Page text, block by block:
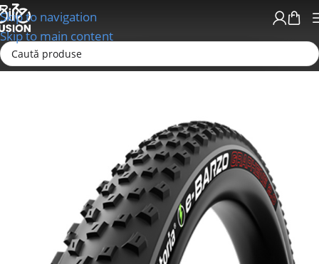
Skip to navigation
Skip to main content
Prima pagină